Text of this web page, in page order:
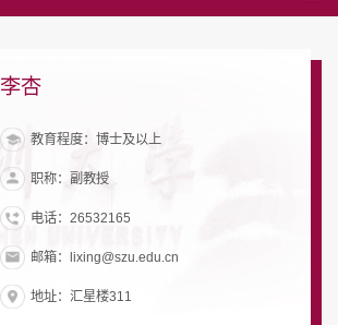
李杏
教育程度：博士及以上
职称：副教授
电话：26532165
邮箱：lixing@szu.edu.cn
地址：汇星楼311